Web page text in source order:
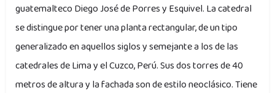
guatemalteco Diego José de Porres y Esquivel. La catedral
se distingue por tener una planta rectangular, de un tipo
generalizado en aquellos siglos y semejante a los de las
catedrales de Lima y el Cuzco, Perú. Sus dos torres de 40
metros de altura y la fachada son de estilo neoclásico. Tiene